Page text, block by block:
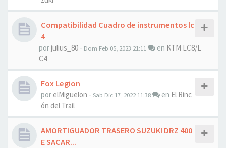
Compatibilidad Cuadro de instrumentos lc
4
porjulius_80 - Dom Feb 05, 2023 21:11 en KTM LC8/L
C4
Fox Legion
por elMiguelon - Sab Dic 17, 2022 11:38 en El Rinc
ón del Trail
AMORTIGUADOR TRASERO SUZUKI DRZ 400
E SACAR...